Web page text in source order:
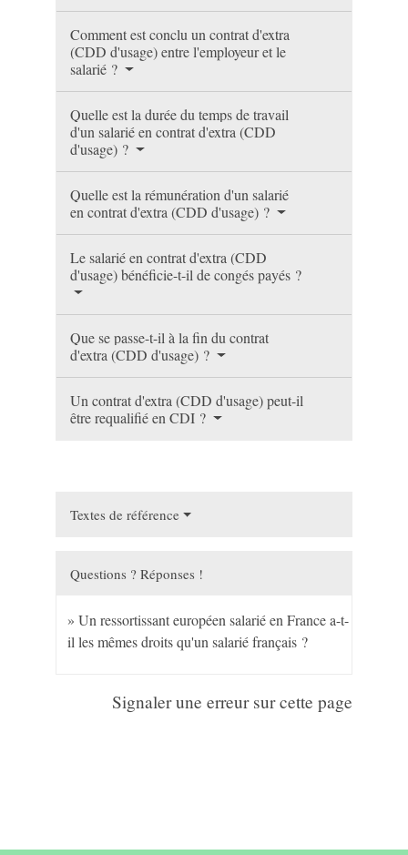
Comment est conclu un contrat d'extra
(CDD d'usage) entre l'employeur et le
salarié ?
Quelle est la durée du temps de travail
d'un salarié en contrat d'extra (CDD
d'usage) ?
Quelle est la rémunération d'un salarié
en contrat d'extra (CDD d'usage) ?
Le salarié en contrat d'extra (CDD
d'usage) bénéficie-t-il de congés payés ?
Que se passe-t-il à la fin du contrat
d'extra (CDD d'usage) ?
Un contrat d'extra (CDD d'usage) peut-il
être requalifié en CDI ?
Textes de référence
Questions ? Réponses !
Un ressortissant européen salarié en France a-t-
il les mêmes droits qu'un salarié français ?
Signaler une erreur sur cette page